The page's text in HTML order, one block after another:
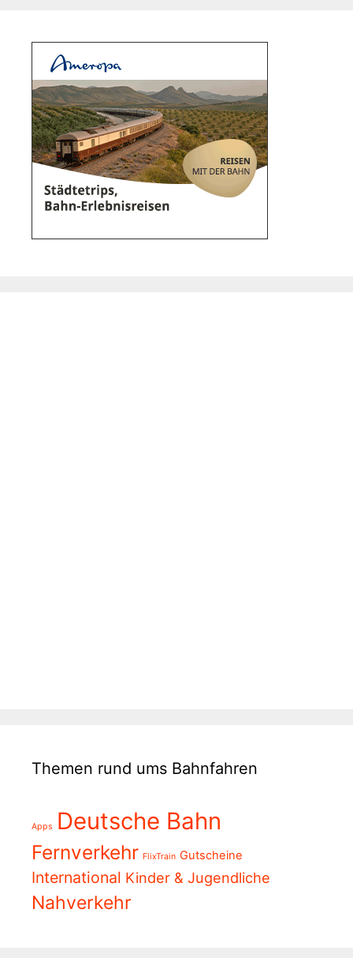
Themen rund ums Bahnfahren
Apps Deutsche Bahn
Fernverkehr FlixTrain Gutscheine
International Kinder & Jugendliche
Nahverkehr